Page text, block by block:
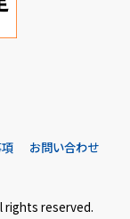
お問い合わせ
rights reserved.